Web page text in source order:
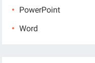
PowerPoint
Word